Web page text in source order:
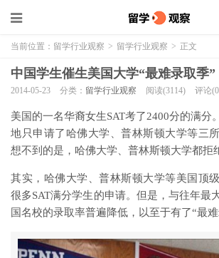
当前位置： 留学行业观察 > 留学行业观察 > 正文
中国学生催生美国大学“最难录取季”
2014-05-23 分类： 留学行业观察 阅读(3114) 评论
美国的一名华裔女生SAT考了2400分的满分
地只申请了哈佛大学、普林斯顿大学等三
想不到的是，哈佛大学、普林斯顿大学都拒
其实，哈佛大学、普林斯顿大学等美国顶
很多SAT满分学生的申请。但是，与往年最
国名校的录取率普遍降低，以至于有了“最难